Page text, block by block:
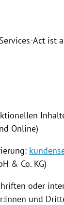
Act ist
Online)
& Co. KG)
oder
und